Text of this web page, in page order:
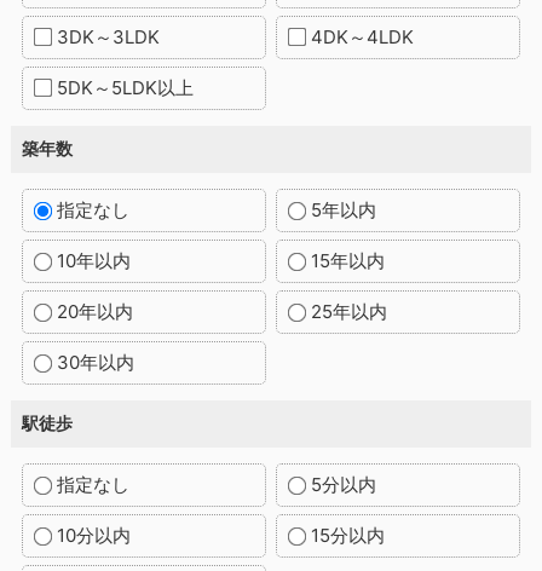
3DK～3LDK 4DK～4LDK
5DK～5LDK以上
築年数
指定なし 5年以内
10年以内 15年以内
20年以内 25年以内
30年以内
駅徒歩
指定なし 5分以内
10分以内 15分以内